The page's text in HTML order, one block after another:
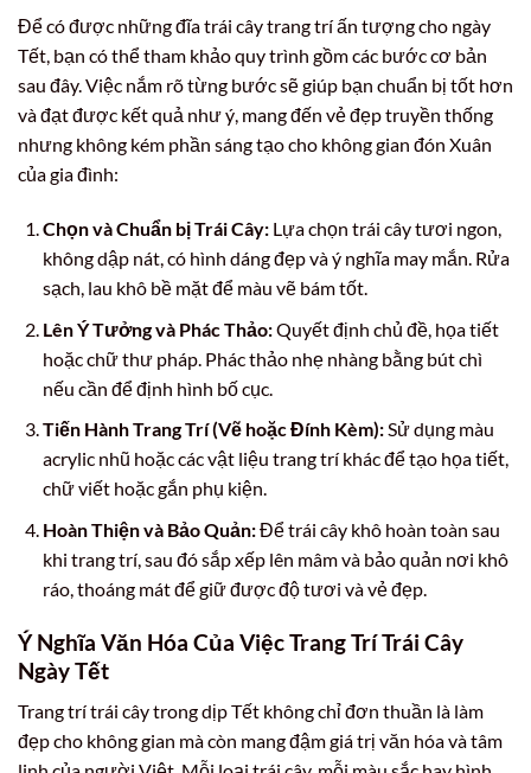
Để có được những đĩa trái cây trang trí ấn tượng cho ngày
Tết, bạn có thể tham khảo quy trình gồm các bước cơ bản
sau đây. Việc nắm rõ từng bước sẽ giúp bạn chuẩn bị tốt hơn
và đạt được kết quả như ý, mang đến vẻ đẹp truyền thống
nhưng không kém phần sáng tạo cho không gian đón Xuân
của gia đình:
Chọn và Chuẩn bị Trái Cây:Lựa chọn trái cây tươi ngon,
không dập nát, có hình dáng đẹp và ý nghĩa may mắn. Rửa
sạch, lau khô bề mặt để màu vẽ bám tốt.
Lên Ý Tưởng và Phác Thảo:Quyết định chủ đề, họa tiết
hoặc chữ thư pháp. Phác thảo nhẹ nhàng bằng bút chì
nếu cần để định hình bố cục.
Tiến Hành Trang Trí (Vẽ hoặc Đính Kèm):Sử dụng màu
acrylic nhũ hoặc các vật liệu trang trí khác để tạo họa tiết,
chữ viết hoặc gắn phụ kiện.
Hoàn Thiện và Bảo Quản:Để trái cây khô hoàn toàn sau
khi trang trí, sau đó sắp xếp lên mâm và bảo quản nơi khô
ráo, thoáng mát để giữ được độ tươi và vẻ đẹp.
Ý Nghĩa Văn Hóa Của Việc Trang Trí Trái Cây
Ngày Tết
Trang trí trái cây trong dịp Tết không chỉ đơn thuần là làm
đẹp cho không gian mà còn mang đậm giá trị văn hóa và tâm